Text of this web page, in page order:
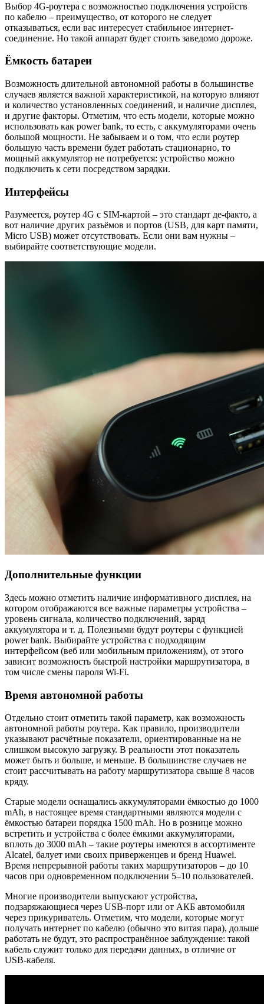
Выбор 4G-роутера с возможностью подключения устройств
по кабелю – преимущество, от которого не следует
отказываться, если вас интересует стабильное интернет-
соединение. Но такой аппарат будет стоить заведомо дороже.
Ёмкость батареи
Возможность длительной автономной работы в большинстве
случаев является важной характеристикой, на которую влияют
и количество установленных соединений, и наличие дисплея,
и другие факторы. Отметим, что есть модели, которые можно
использовать как power bank, то есть, с аккумуляторами очень
большой мощности. Не забываем и о том, что если роутер
большую часть времени будет работать стационарно, то
мощный аккумулятор не потребуется: устройство можно
подключить к сети посредством зарядки.
Интерфейсы
Разумеется, роутер 4G с SIM-картой – это стандарт де-факто, а
вот наличие других разъёмов и портов (USB, для карт памяти,
Micro USB) может отсутствовать. Если они вам нужны –
выбирайте соответствующие модели.
Дополнительные функции
Здесь можно отметить наличие информативного дисплея, на
котором отображаются все важные параметры устройства –
уровень сигнала, количество подключений, заряд
аккумулятора и т. д. Полезными будут роутеры с функцией
power bank. Выбирайте устройства с подходящим
интерфейсом (веб или мобильным приложениям), от этого
зависит возможность быстрой настройки маршрутизатора, в
том числе смены пароля Wi-Fi.
Время автономной работы
Отдельно стоит отметить такой параметр, как возможность
автономной работы роутера. Как правило, производители
указывают расчётные показатели, ориентированные на не
слишком высокую загрузку. В реальности этот показатель
может быть и больше, и меньше. В большинстве случаев не
стоит рассчитывать на работу маршрутизатора свыше 8 часов
кряду.
Старые модели оснащались аккумуляторами ёмкостью до 1000
mAh, в настоящее время стандартными являются модели с
ёмкостью батареи порядка 1500 mAh. Но в рознице можно
встретить и устройства с более ёмкими аккумуляторами,
вплоть до 3000 mAh – такие роутеры имеются в ассортименте
Alcatel, балует ими своих приверженцев и бренд Huawei.
Время непрерывной работы таких маршрутизаторов – до 10
часов при одновременном подключении 5–10 пользователей.
Многие производители выпускают устройства,
подзаряжающиеся через USB-порт или от АКБ автомобиля
через прикуриватель. Отметим, что модели, которые могут
получать интернет по кабелю (обычно это витая пара), дольше
работать не будут, это распространённое заблуждение: такой
кабель служит только для передачи данных, в отличие от
USB-кабеля.